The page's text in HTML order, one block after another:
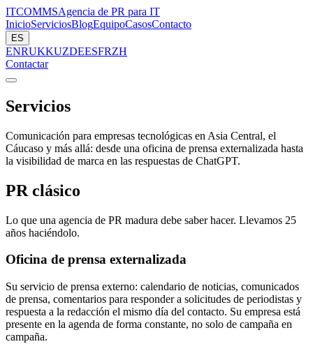
ITCOMMSAgencia de PR para IT
InicioServiciosBlogEquipoCasosContacto
ES
ENRUKKUZDEESFRZH
Contactar
Servicios
Comunicación para empresas tecnológicas en Asia Central, el
Cáucaso y más allá: desde una oficina de prensa externalizada hasta
la visibilidad de marca en las respuestas de ChatGPT.
PR clásico
Lo que una agencia de PR madura debe saber hacer. Llevamos 25
años haciéndolo.
Oficina de prensa externalizada
Su servicio de prensa externo: calendario de noticias, comunicados
de prensa, comentarios para responder a solicitudes de periodistas y
respuesta a la redacción el mismo día del contacto. Su empresa está
presente en la agenda de forma constante, no solo de campaña en
campaña.